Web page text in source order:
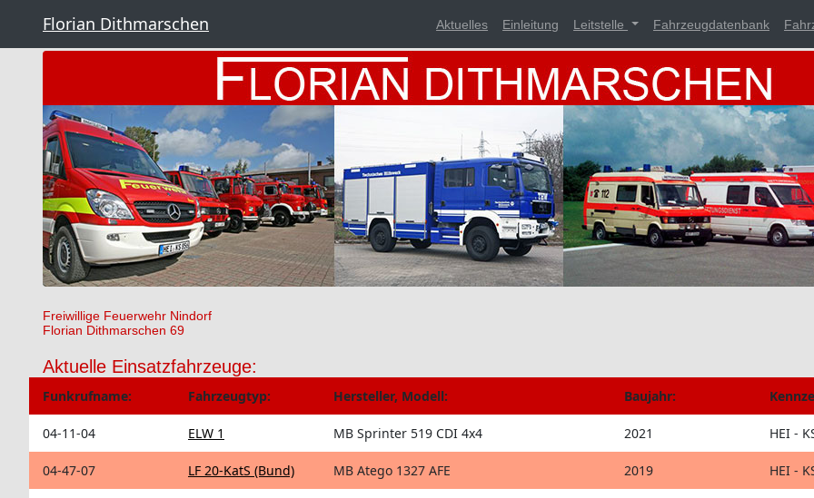
Florian Dithmarschen Aktuelles Einleitung Leitstelle Fahrzeugdatenbank
Freiwillige Feuerwehr Nindorf
Florian Dithmarschen 69
Aktuelle Einsatzfahrzeuge:
Funkrufname: Fahrzeugtyp: Hersteller, Modell: Baujahr:
04-11-04 ELW 1 MB Sprinter 519 CDI 4x4 2021 HEI -
04-47-07 LF 20-KatS (Bund) MB Atego 1327 AFE 2019 HEI -